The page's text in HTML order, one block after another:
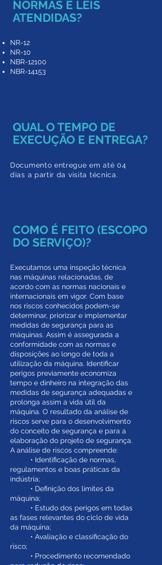
NORMAS E LEIS
ATENDIDAS?
NR-12
NR-10
NBR-12100
NBR-14153
QUAL O TEMPO DE
EXECUÇÃO E ENTREGA?
Documento entregue em até 04
dias a partir da visita técnica.
COMO É FEITO (ESCOPO
DO SERVIÇO)?
Executamos uma inspeção técnica
nas máquinas relacionadas, de
acordo com as normas nacionais e
internacionais em vigor. Com base
nos riscos conhecidos podem-se
determinar, priorizar e implementar
medidas de segurança para as
máquinas. Assim é assegurada a
conformidade com as normas e
disposições ao longo de toda a
utilização da máquina. Identificar
perigos previamente economiza
tempo e dinheiro na integração das
medidas de segurança adequadas e
prolonga assim a vida útil da
máquina. O resultado da análise de
riscos serve para o desenvolvimento
do conceito de segurança e para a
elaboração do projeto de segurança.
A análise de riscos compreende:
• Identificação de normas,
regulamentos e boas práticas da
indústria;
• Definição dos limites da
máquina;
• Estudo dos perigos em todas
as fases relevantes do ciclo de vida
da máquina;
• Avaliação e classificação do
risco;
• Procedimento recomendado